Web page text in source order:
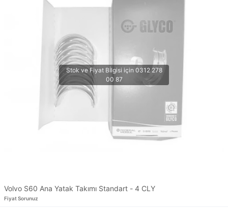
Volvo S60 Ana Yatak Takımı Standart - 4 CLY
Fiyat Sorunuz